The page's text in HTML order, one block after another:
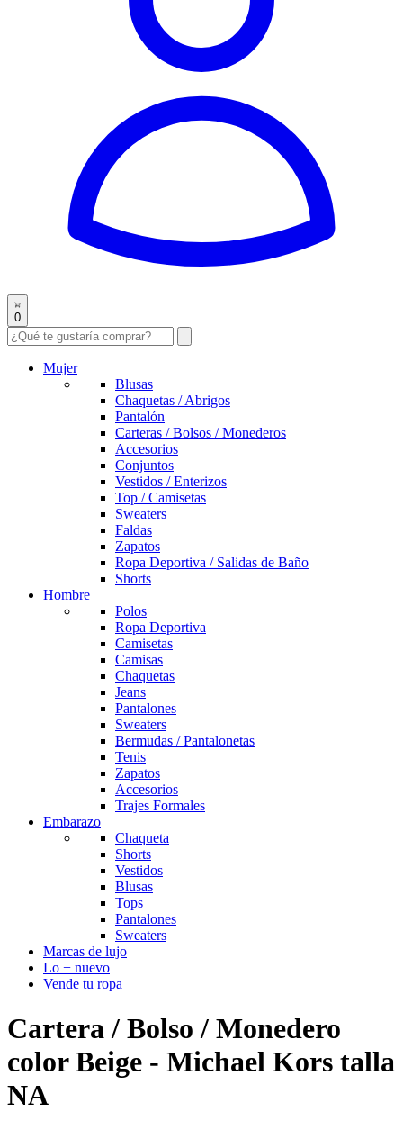
0
Mujer
Blusas
Chaquetas / Abrigos
Pantalón
Carteras / Bolsos / Monederos
Accesorios
Conjuntos
Vestidos / Enterizos
Top / Camisetas
Sweaters
Faldas
Zapatos
Ropa Deportiva / Salidas de Baño
Shorts
Hombre
Polos
Ropa Deportiva
Camisetas
Camisas
Chaquetas
Jeans
Pantalones
Sweaters
Bermudas / Pantalonetas
Tenis
Zapatos
Accesorios
Trajes Formales
Embarazo
Chaqueta
Shorts
Vestidos
Blusas
Tops
Pantalones
Sweaters
Marcas de lujo
Lo + nuevo
Vende tu ropa
Cartera / Bolso / Monedero
color Beige - Michael Kors talla
NA